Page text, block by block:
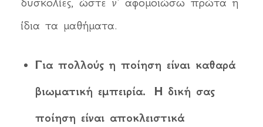
ίδια τα μαθήματα.
Για πολλούς η ποίηση είναι καθαρά
βιωματική εμπειρία. Η δική σας
ποίηση είναι αποκλειστικά